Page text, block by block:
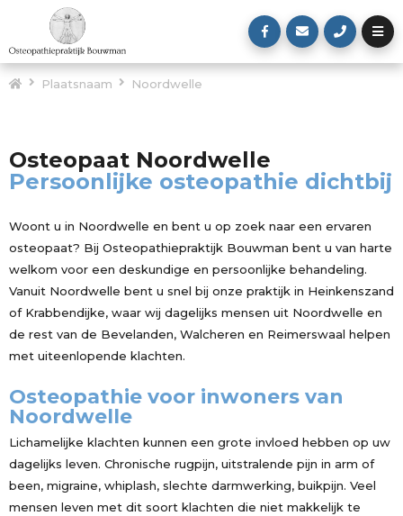
Plaatsnaam Noordwelle
Osteopaat Noordwelle
Persoonlijke osteopathie dichtbij
Woont u in Noordwelle en bent u op zoek naar een ervaren
osteopaat? Bij Osteopathiepraktijk Bouwman bent u van harte
welkom voor een deskundige en persoonlijke behandeling.
Vanuit Noordwelle bent u snel bij onze praktijk in Heinkenszand
of Krabbendijke, waar wij dagelijks mensen uit Noordwelle en
de rest van de Bevelanden, Walcheren en Reimerswaal helpen
met uiteenlopende klachten.
Osteopathie voor inwoners van
Noordwelle
Lichamelijke klachten kunnen een grote invloed hebben op uw
dagelijks leven. Chronische rugpijn, uitstralende pijn in arm of
been, migraine, whiplash, slechte darmwerking, buikpijn. Veel
mensen leven met dit soort klachten die niet makkelijk te